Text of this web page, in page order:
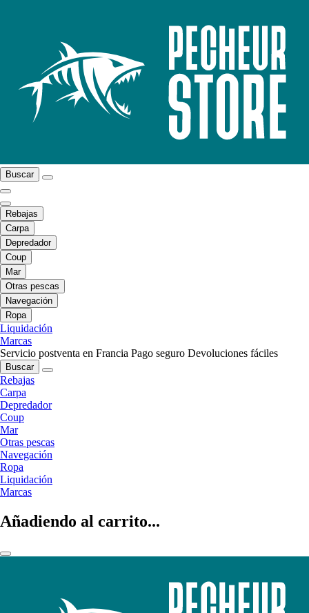
Buscar
Rebajas
Carpa
Depredador
Coup
Mar
Otras pescas
Navegación
Ropa
Liquidación
Marcas
Servicio postventa en Francia Pago seguro Devoluciones fáciles
Buscar
Rebajas
Carpa
Depredador
Coup
Mar
Otras pescas
Navegación
Ropa
Liquidación
Marcas
Añadiendo al carrito...